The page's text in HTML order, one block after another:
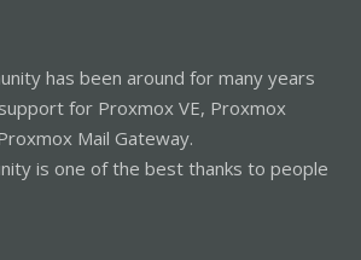
has been around for many years
for Proxmox VE, Proxmox
Mail Gateway.
is one of the best thanks to people